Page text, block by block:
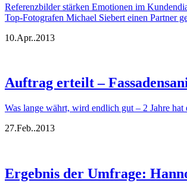
Referenzbilder stärken Emotionen im
Top-Fotografen Michael Siebert einen Partner
10.Apr..2013
Auftrag erteilt –
Was lange währt, wird endlich gut – 2 Jahre
27.Feb..2013
Ergebnis der Umfrage: